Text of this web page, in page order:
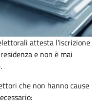
attesta l'iscrizione
e non è mai
che non hanno cause